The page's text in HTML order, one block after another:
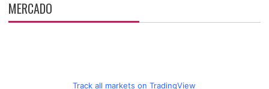
MERCADO
Track all markets on TradingView